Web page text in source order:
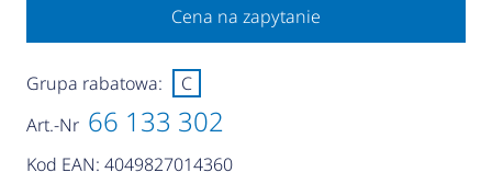
Cena na zapytanie
Art.-Nr 66 133 302
Kod EAN: 4049827014360
Grupa rabatowa: C